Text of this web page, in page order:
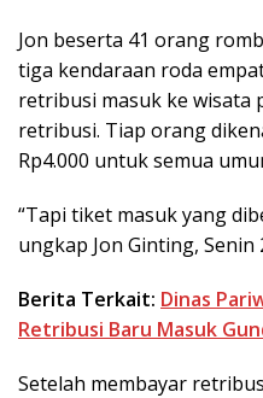
Jon beserta 41 orang
tiga kendaraan roda
retribusi masuk ke wisata
retribusi. Tiap orang
Rp4.000 untuk semua
“Tapi tiket masuk yang
ungkap Jon Ginting, Senin
Berita Terkait: Dinas
Retribusi Baru Masuk
Setelah membayar